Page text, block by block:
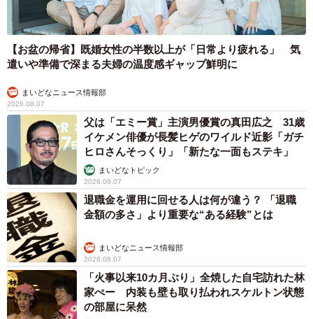
【お盆の帰省】既婚女性の半数以上が「日常より疲れる」 気
遣いや準備で深まる夫婦の温度感ギャップ鮮明に
まいどなニュース情報部
2026.08.07
父は「エミー賞」主演男優賞の真田広之 31歳
イケメン俳優が長髪ヒゲのワイルド近影「ガチ
ヒロさんそっくり」「新たな一面もステキ」
まいどなトピック
2026.08.07
退職金を運用に回せる人は何が違う？ 「退職
金額の多さ」より重要な“ある経験”とは
まいどなニュース情報部
2026.08.07
「火事以来10カ月ぶり」全焼した自宅訪れた林
家ぺー 内装も壁も取り払われスケルトン状態
の部屋に呆然